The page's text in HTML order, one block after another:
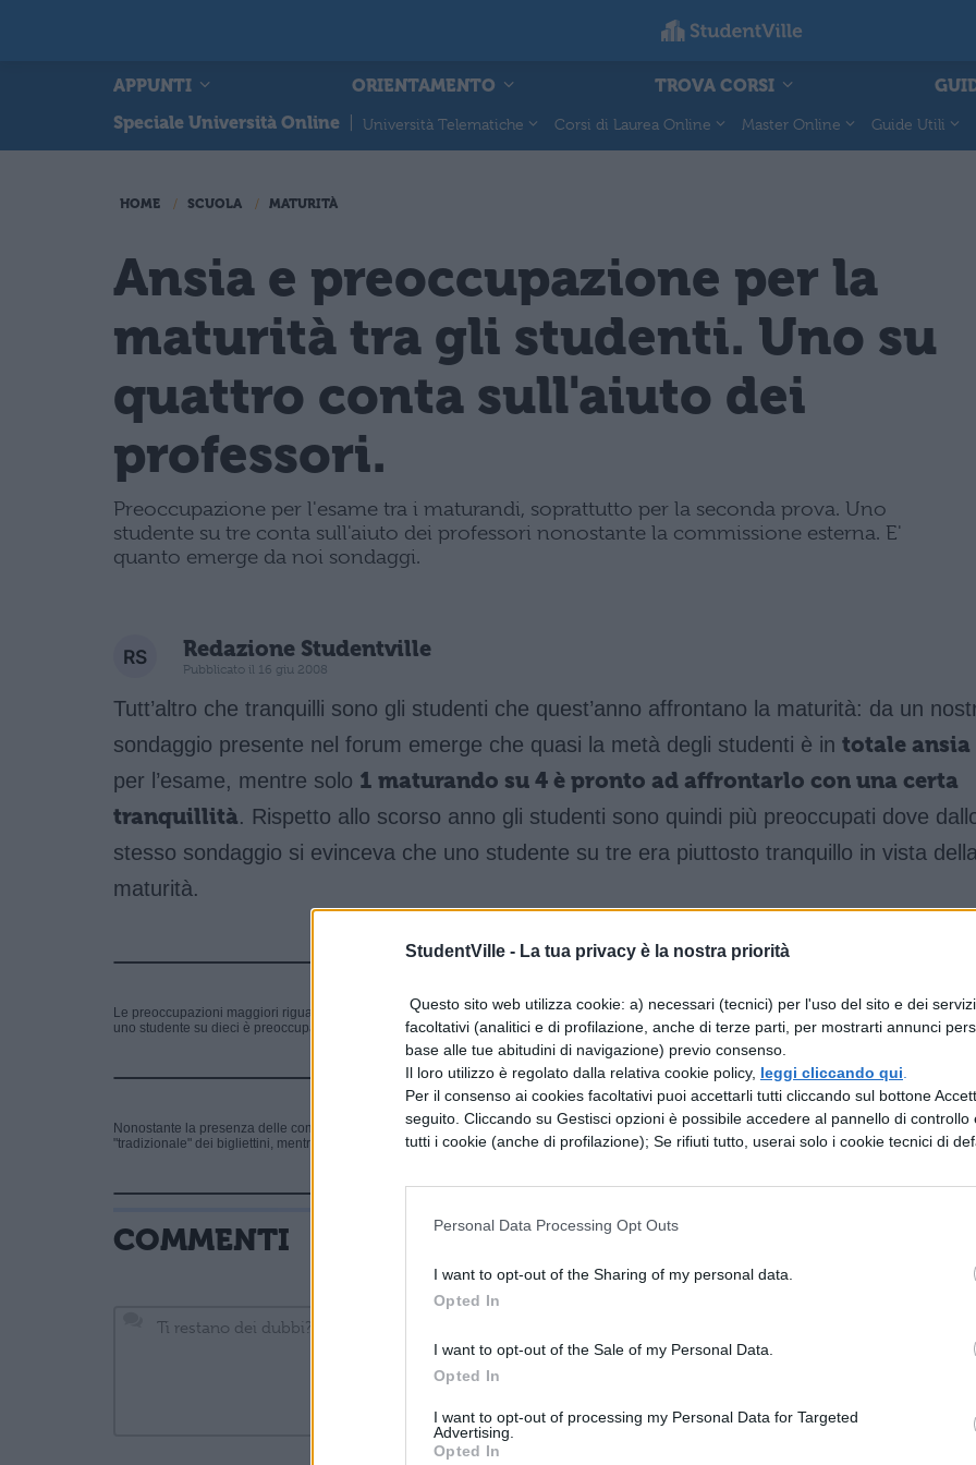
StudentVille - La tua privacy è la nostra priorità
Questo sito web utilizza cookie: a) necessari (tecnici) per l'uso del sito e dei
facoltativi (analitici e di profilazione, anche di terze parti, per mostrarti annunci
base alle tue abitudini di navigazione) previo consenso.
Il loro utilizzo è regolato dalla relativa cookie policy, leggi cliccando qui
Per il consenso ai cookies facoltativi puoi accettarli tutti cliccando sul bottone
seguito. Cliccando su Gestisci opzioni è possibile accedere al pannello di controllo
tutti i cookie (anche di profilazione); Se rifiuti tutto, userai solo i cookie tecnici di
Personal Data Processing Opt Outs
I want to opt-out of the Sharing of my personal data.
Opted In
I want to opt-out of the Sale of my Personal Data.
Opted In
I want to opt-out of processing my Personal Data for Targeted
Advertising.
Opted In
APPUNTI ORIENTAMENTO TROVA CORSI
Speciale Università Online
Università Telematiche Corsi di Laurea Online Master Online Guide Utili
HOME SCUOLA MATURITÀ
Ansia e preoccupazione per la
maturità tra gli studenti. Uno su
quattro conta sull'aiuto dei
professori.
Preoccupazione per l'esame tra i maturandi, soprattutto per la seconda prova. Uno
studente su tre conta sull'aiuto dei professori nonostante la commissione esterna. E'
quanto emerge da noi sondaggi.
Redazione Studentville
Pubblicato il 16 giu 2008
Tutt’altro che tranquilli sono gli studenti che quest’anno affrontano la maturità: da un
sondaggio presente nel forum emerge che quasi la metà degli studenti è in totale ansia
per l’esame, mentre solo 1 maturando su 4 è pronto ad affrontarlo con una certa
tranquillità. Rispetto allo scorso anno gli studenti sono quindi più preoccupati dove
stesso sondaggio si evinceva che uno studente su tre era piuttosto tranquillo in vista
maturità.
Le preoccupazioni maggiori riguardano per u no studente su tre la seconda provadi giovedì 19 giugno, seguita dallaprova orale , mentre
uno studente su dieci è preoccupato per la prima prova.
Nonostante la presenza delle commissioni esterne,uno studente su 4 su conta sull’aiuto dei professorie in particolare di ricorrere al metodo
"tradizionale" dei bigliettini, mentre il 15% ha intenzione di ricorrere all’uso del telefonino.
COMMENTI